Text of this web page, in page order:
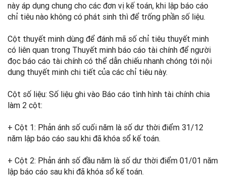
này áp dụng chung cho các đơn vị kế toán, khi lập báo cáo
chỉ tiêu nào không có phát sinh thì để trống phần số liệu.
Cột thuyết minh dùng để đánh mã số chỉ tiêu thuyết minh
có liên quan trong Thuyết minh báo cáo tài chính để người
đọc báo cáo tài chính có thể dẫn chiếu nhanh chóng tới nội
dung thuyết minh chi tiết của các chỉ tiêu này.
Cột số liệu: Số liệu ghi vào Báo cáo tình hình tài chính chia
làm 2 cột:
+ Cột 1: Phản ánh số cuối năm là số dư thời điểm 31/12
năm lập báo cáo sau khi đã khóa sổ kế toán.
+ Cột 2: Phản ánh số đầu năm là số dư thời điểm 01/01 năm
lập báo cáo sau khi đã khóa sổ kế toán.